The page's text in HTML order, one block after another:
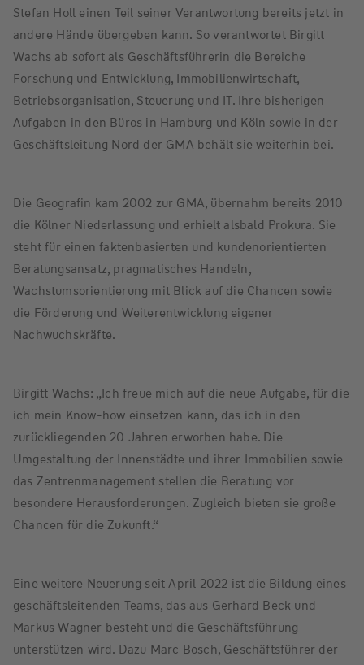
Stefan Holl einen Teil seiner Verantwortung bereits jetzt in
andere Hände übergeben kann. So verantwortet Birgitt
Wachs ab sofort als Geschäftsführerin die Bereiche
Forschung und Entwicklung, Immobilienwirtschaft,
Betriebsorganisation, Steuerung und IT. Ihre bisherigen
Aufgaben in den Büros in Hamburg und Köln sowie in der
Geschäftsleitung Nord der GMA behält sie weiterhin bei.
Die Geografin kam 2002 zur GMA, übernahm bereits 2010
die Kölner Niederlassung und erhielt alsbald Prokura. Sie
steht für einen faktenbasierten und kundenorientierten
Beratungsansatz, pragmatisches Handeln,
Wachstumsorientierung mit Blick auf die Chancen sowie
die Förderung und Weiterentwicklung eigener
Nachwuchskräfte.
Birgitt Wachs: „Ich freue mich auf die neue Aufgabe, für die
ich mein Know-how einsetzen kann, das ich in den
zurückliegenden 20 Jahren erworben habe. Die
Umgestaltung der Innenstädte und ihrer Immobilien sowie
das Zentrenmanagement stellen die Beratung vor
besondere Herausforderungen. Zugleich bieten sie große
Chancen für die Zukunft.“
Eine weitere Neuerung seit April 2022 ist die Bildung eines
geschäftsleitenden Teams, das aus Gerhard Beck und
Markus Wagner besteht und die Geschäftsführung
unterstützen wird. Dazu Marc Bosch, Geschäftsführer der